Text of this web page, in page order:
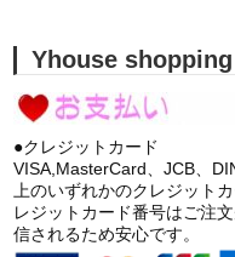
Yhouse
●クレジットカード
VISA,MasterCard、JCB、
上のいずれかのクレジット
レジットカード番号はご注
信されるため安心です。